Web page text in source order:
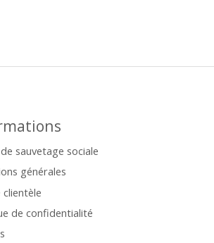
sauvetage sociale
générales
clientèle
de confidentialité